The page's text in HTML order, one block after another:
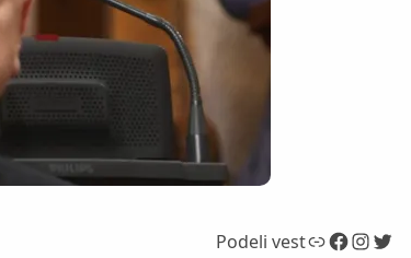
Podeli vestLink Facebook InstagramTwitter